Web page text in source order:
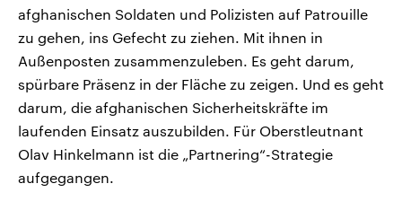
afghanischen Soldaten und Polizisten auf Patrouille
zu gehen, ins Gefecht zu ziehen. Mit ihnen in
Außenposten zusammenzuleben. Es geht darum,
spürbare Präsenz in der Fläche zu zeigen. Und es geht
darum, die afghanischen Sicherheitskräfte im
laufenden Einsatz auszubilden. Für Oberstleutnant
Olav Hinkelmann ist die „Partnering“-Strategie
aufgegangen.